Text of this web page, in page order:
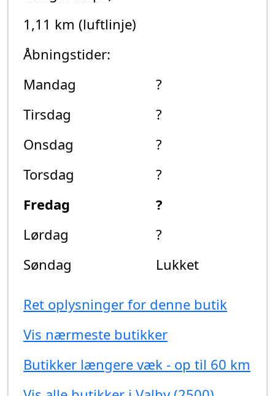
1,11 km (luftlinje)
Åbningstider:
Mandag
?
Tirsdag
?
Onsdag
?
Torsdag
?
Fredag
?
Lørdag
?
Søndag
Lukket
Ret oplysninger for denne butik
Vis nærmeste butikker
Butikker længere væk - op til 60 km